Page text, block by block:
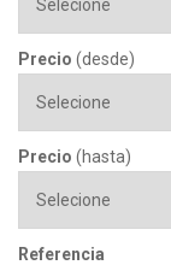
Precio (desde)
Precio (hasta)
Referencia